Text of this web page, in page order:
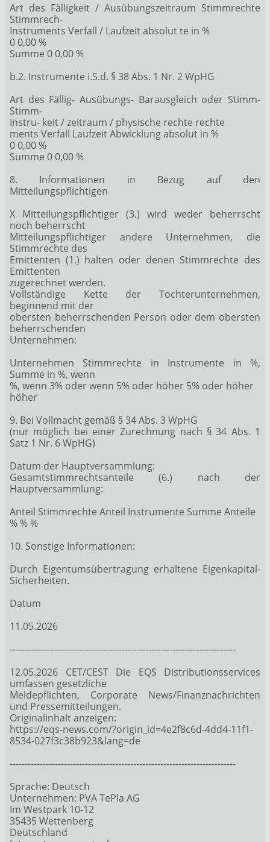
Art des Fälligkeit / Ausübungszeitraum Stimmrechte
Stimmrech-
Instruments Verfall / Laufzeit absolut te in %
0 0,00 %
Summe 0 0,00 %
b.2. Instrumente i.S.d. § 38 Abs. 1 Nr. 2 WpHG
Art des Fällig- Ausübungs- Barausgleich oder Stimm-
Stimm-
Instru- keit / zeitraum / physische rechte rechte
ments Verfall Laufzeit Abwicklung absolut in %
0 0,00 %
Summe 0 0,00 %
8. Informationen in Bezug auf den
Mitteilungspflichtigen
X Mitteilungspflichtiger (3.) wird weder beherrscht
noch beherrscht
Mitteilungspflichtiger andere Unternehmen, die
Stimmrechte des
Emittenten (1.) halten oder denen Stimmrechte des
Emittenten
zugerechnet werden.
Vollständige Kette der Tochterunternehmen,
beginnend mit der
obersten beherrschenden Person oder dem obersten
beherrschenden
Unternehmen:
Unternehmen Stimmrechte in Instrumente in %,
Summe in %, wenn
%, wenn 3% oder wenn 5% oder höher 5% oder höher
höher
9. Bei Vollmacht gemäß § 34 Abs. 3 WpHG
(nur möglich bei einer Zurechnung nach § 34 Abs. 1
Satz 1 Nr. 6 WpHG)
Datum der Hauptversammlung:
Gesamtstimmrechtsanteile (6.) nach der
Hauptversammlung:
Anteil Stimmrechte Anteil Instrumente Summe Anteile
% % %
10. Sonstige Informationen:
Durch Eigentumsübertragung erhaltene Eigenkapital-
Sicherheiten.
Datum
11.05.2026
---------------------------------------------------------------------------
12.05.2026 CET/CEST Die EQS Distributionsservices
umfassen gesetzliche
Meldepflichten, Corporate News/Finanznachrichten
und Pressemitteilungen.
Originalinhalt anzeigen:
https://eqs-news.com/?origin_id=4e2f8c6d-4dd4-11f1-
8534-027f3c38b923&lang=de
---------------------------------------------------------------------------
Sprache: Deutsch
Unternehmen: PVA TePla AG
Im Westpark 10-12
35435 Wettenberg
Deutschland